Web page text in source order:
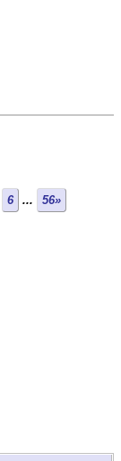
6 ... 56»